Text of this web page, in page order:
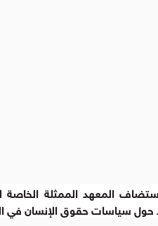
المعهد الممثلة الخاصة
سياسات حقوق الإنسان في